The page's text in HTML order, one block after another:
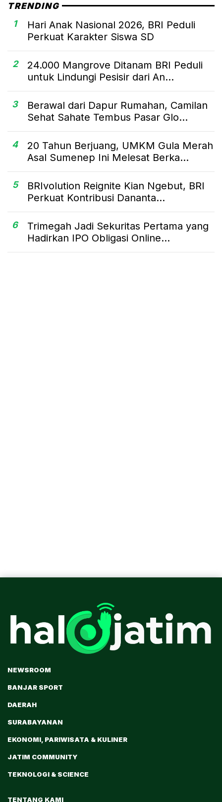
TRENDING
1
Hari Anak Nasional 2026, BRI Peduli
Perkuat Karakter Siswa SD
2
24.000 Mangrove Ditanam BRI Peduli
untuk Lindungi Pesisir dari An...
3
Berawal dari Dapur Rumahan, Camilan
Sehat Sahate Tembus Pasar Glo...
4
20 Tahun Berjuang, UMKM Gula Merah
Asal Sumenep Ini Melesat Berka...
5
BRIvolution Reignite Kian Ngebut, BRI
Perkuat Kontribusi Dananta...
6
Trimegah Jadi Sekuritas Pertama yang
Hadirkan IPO Obligasi Online...
NEWSROOM
BANJAR SPORT
DAERAH
SURABAYANAN
EKONOMI, PARIWISATA & KULINER
JATIM COMMUNITY
TEKNOLOGI & SCIENCE
TENTANG KAMI